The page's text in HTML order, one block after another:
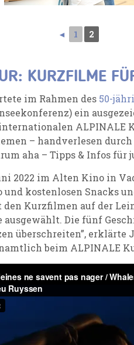
◄ 1 2
KURZFILME
im Rahmen des 50-
ein
ALPINALE
– handverlesen durch
aha – Tipps & Infos für
2022 im Alten Kino in
kostenlosen Snacks
Kurzfilmen auf der
Die fünf
überschreiten”, erklärte
beim ALPINALE